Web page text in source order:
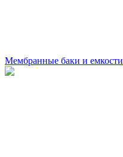
Мембранные баки и емкости